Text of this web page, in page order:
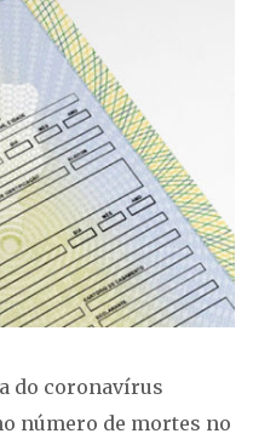
do coronavírus
número de mortes no